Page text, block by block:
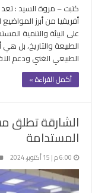
كتبت – مروة السيد :
أفريقيا من أبرز
على البيئة والتنمية
الطبيعة والتاريخ، بل
الطبيعي الغني ودعم
أكمل القراءة »
الشارقة تطلق
المستدامة
6:00 م | 15 أكتوبر، 2024